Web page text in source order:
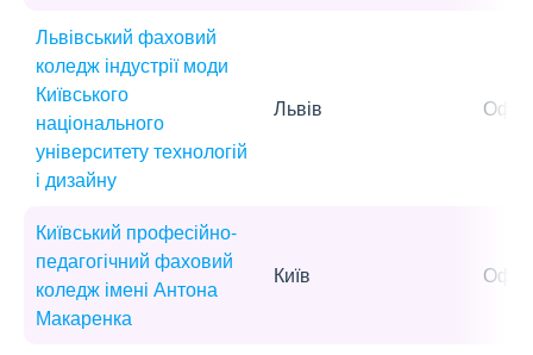
Львівський фаховий
коледж індустрії моди
Київського
національного
університету технологій
і дизайну
Львів
Київський професійно-
педагогічний фаховий
коледж імені Антона
Макаренка
Київ